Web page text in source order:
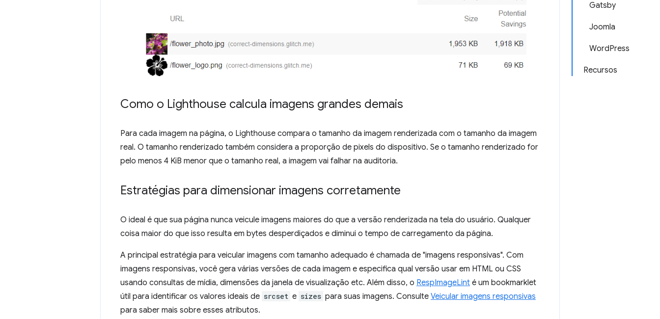
Gatsby
Joomla
WordPress
Recursos
Como o Lighthouse calcula imagens grandes demais
Para cada imagem na página, o Lighthouse compara o tamanho da imagem renderizada com o tamanho da imagem
real. O tamanho renderizado também considera a proporção de pixels do dispositivo. Se o tamanho renderizado for
pelo menos 4 KiB menor que o tamanho real, a imagem vai falhar na auditoria.
Estratégias para dimensionar imagens corretamente
O ideal é que sua página nunca veicule imagens maiores do que a versão renderizada na tela do usuário. Qualquer
coisa maior do que isso resulta em bytes desperdiçados e diminui o tempo de carregamento da página.
A principal estratégia para veicular imagens com tamanho adequado é chamada de "imagens responsivas". Com
imagens responsivas, você gera várias versões de cada imagem e especifica qual versão usar em HTML ou CSS
usando consultas de mídia, dimensões da janela de visualização etc. Além disso, o RespImageLint é um bookmarklet
útil para identificar os valores ideais de srcset e sizes para suas imagens. Consulte Veicular imagens responsivas
para saber mais sobre esses atributos.